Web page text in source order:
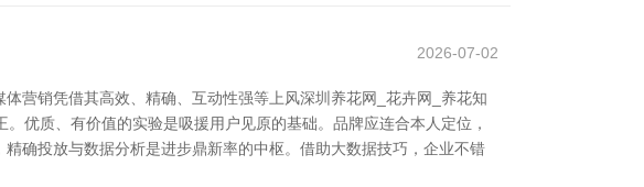
2026-07-02
营销凭借其高效、精确、互动性强等上风深圳养花网_花卉网_养花知
优质、有价值的实验是吸援用户见原的基础。品牌应连合本人定位，
确投放与数据分析是进步鼎新率的中枢。借助大数据技巧，企业不错